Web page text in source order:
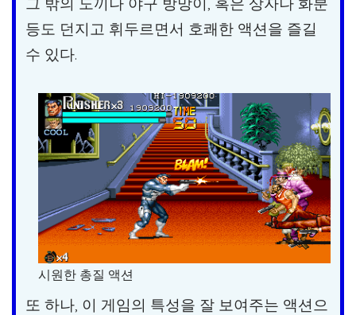
등도 던지고 휘두르면서 호쾌한 액션을 즐길
수 있다.
시원한 총질 액션
또 하나, 이 게임의 특성을 잘 보여주는 액션으